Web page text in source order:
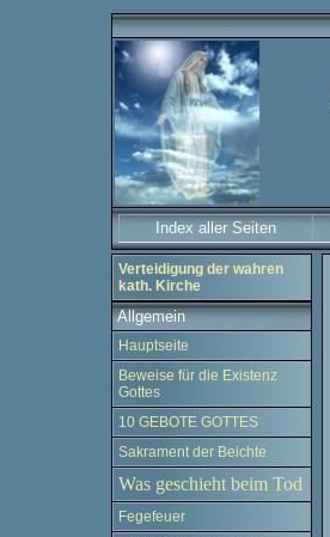
Index aller Seiten
Verteidigung der wahren
kath. Kirche
Allgemein
Hauptseite
Beweise für die Existenz
Gottes
10 GEBOTE GOTTES
Sakrament der Beichte
Was geschieht beim Tod
Fegefeuer